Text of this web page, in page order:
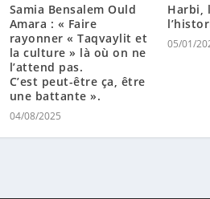
Samia Bensalem Ould
Amara : « Faire
rayonner « Taqvaylit et
la culture » là où on ne
l’attend pas.
C’est peut-être ça, être
une battante ».
04/08/2025
Harbi,
05/01/